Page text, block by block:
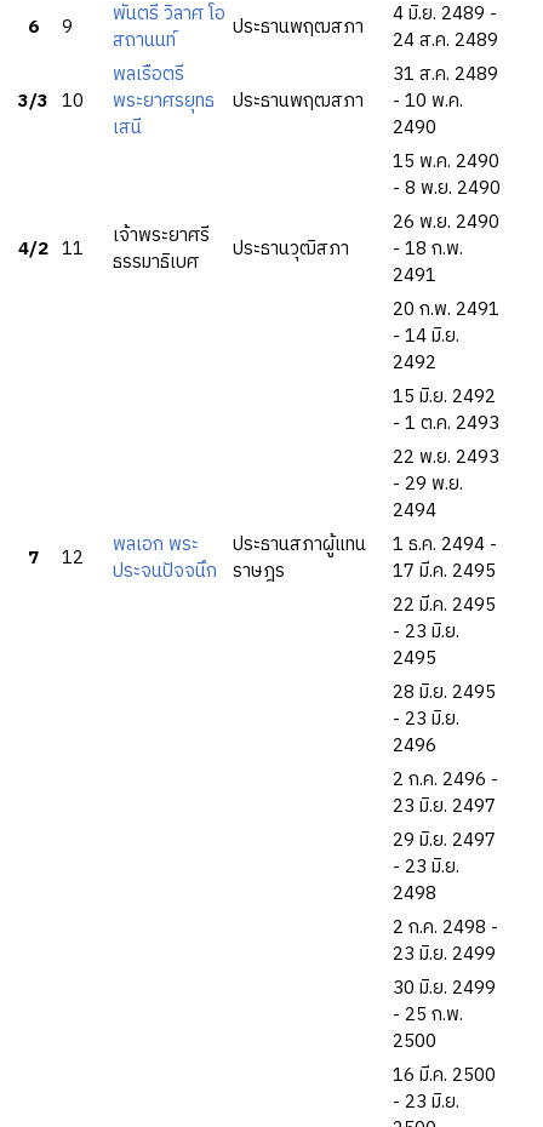
6
9
พันตรี วิลาศ โอ
สถานนท์
ประธานพฤฒสภา
4 มิ.ย. 2489 -
24 ส.ค. 2489
3/3 10
พลเรือตรี
พระยาศรยุทธ
เสนี
ประธานพฤฒสภา
31 ส.ค. 2489
- 10 พ.ค.
2490
15 พ.ค. 2490
- 8 พ.ย. 2490
4/2 11
เจ้าพระยาศรี
ธรรมาธิเบศ
ประธานวุฒิสภา
26 พ.ย. 2490
- 18 ก.พ.
2491
20 ก.พ. 2491
- 14 มิ.ย.
2492
15 มิ.ย. 2492
- 1 ต.ค. 2493
22 พ.ย. 2493
- 29 พ.ย.
2494
7
12
พลเอก พระ
ประจนปัจจนึก
ประธานสภาผู้แทน
ราษฎร
1 ธ.ค. 2494 -
17 มี.ค. 2495
22 มี.ค. 2495
- 23 มิ.ย.
2495
28 มิ.ย. 2495
- 23 มิ.ย.
2496
2 ก.ค. 2496 -
23 มิ.ย. 2497
29 มิ.ย. 2497
- 23 มิ.ย.
2498
2 ก.ค. 2498 -
23 มิ.ย. 2499
30 มิ.ย. 2499
- 25 ก.พ.
2500
16 มี.ค. 2500
- 23 มิ.ย.